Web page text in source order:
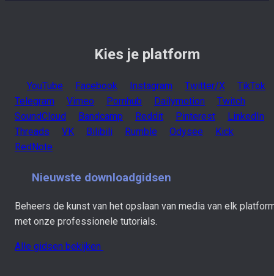
Kies je platform
YouTube Facebook Instagram Twitter/X
TikTok
Telegram
Vimeo Pornhub Dailymotion
Twitch
SoundCloud
Bandcamp Reddit Pinterest
LinkedIn
Threads
VK Bilibili Rumble Odysee
Kick
RedNote
Nieuwste downloadgidsen
Beheers de kunst van het opslaan van media van elk
met onze professionele tutorials.
Alle gidsen bekijken